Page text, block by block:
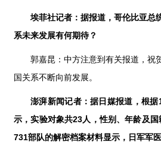
埃菲社记者：据报道，哥伦比亚总
系未来发展有何期待？
郭嘉昆：中方注意到有关报道，祝
国关系不断向前发展。
澎湃新闻记者：据日媒报道，根
示，实验对象共23人，性别、年龄及
731部队的解密档案材料显示，日军军